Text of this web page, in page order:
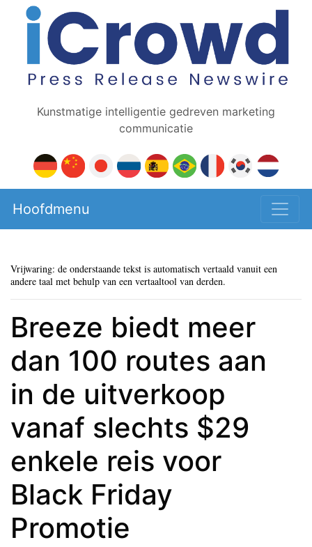
Kunstmatige intelligentie gedreven marketing
communicatie
Hoofdmenu
Vrijwaring: de onderstaande tekst is automatisch vertaald vanuit een
andere taal met behulp van een vertaaltool van derden.
Breeze biedt meer
dan 100 routes aan
in de uitverkoop
vanaf slechts $29
enkele reis voor
Black Friday
Promotie